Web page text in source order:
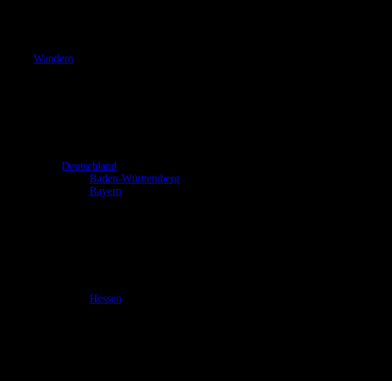
Wandern
Deutschland
Baden-Württemberg
Bayern
Hessen